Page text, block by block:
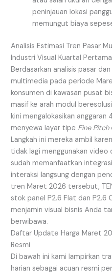
peninjauan lokasi
memungut biaya
Analisis Estimasi Tren Pasar
Industri Visual Kuartal
Berdasarkan analisis pasar
multimedia pada periode
konsumen di kawasan pusat
masif ke arah modul
kini mengalokasikan
menyewa layar tipe Fine Pitch
Langkah ini mereka ambil
tidak lagi menggunakan video
sudah memanfaatkan
interaksi langsung dengan
tren Maret 2026 tersebut,
stok panel P2.6 Flat dan P2.6
menjamin visual bisnis Anda
berwibawa.
Daftar Update Harga Maret
Resmi
Di bawah ini kami lampirkan
harian sebagai acuan resmi